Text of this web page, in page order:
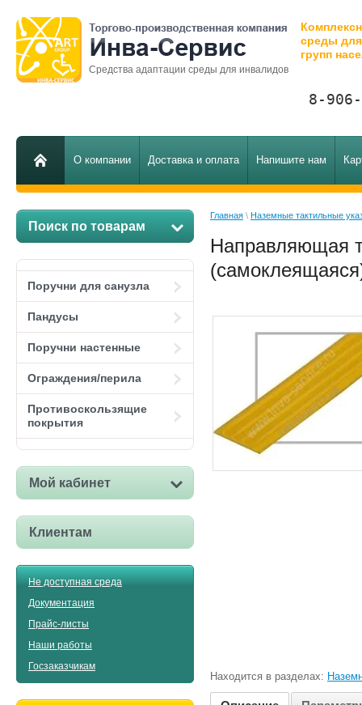
Средства адаптации среды для инвалидов
среды
групп
8-
О компании Доставка и оплата Напишите нам
Поиск по товарам
Поручни для санузла
Пандусы
Поручни настенные
Ограждения/перила
Противоскользящие
покрытия
Мой кабинет
Клиентам
Не доступная среда
Документация
Прайс-листы
Наши работы
Госзаказчикам
Главная \ Наземные тактильные
Направляющая
Находится в разделах: